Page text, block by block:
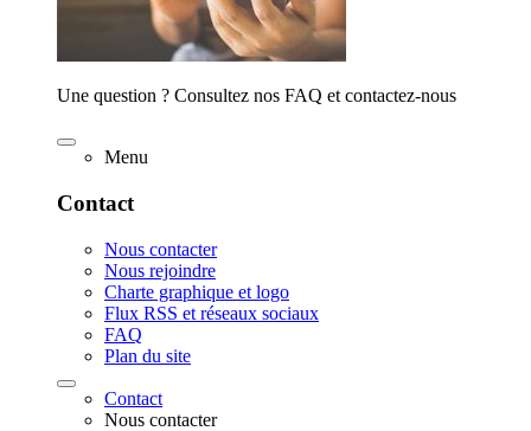
Une question ? Consultez nos FAQ et contactez-nous
Menu
Contact
Nous contacter
Nous rejoindre
Charte graphique et logo
Flux RSS et réseaux sociaux
FAQ
Plan du site
Contact
Nous contacter